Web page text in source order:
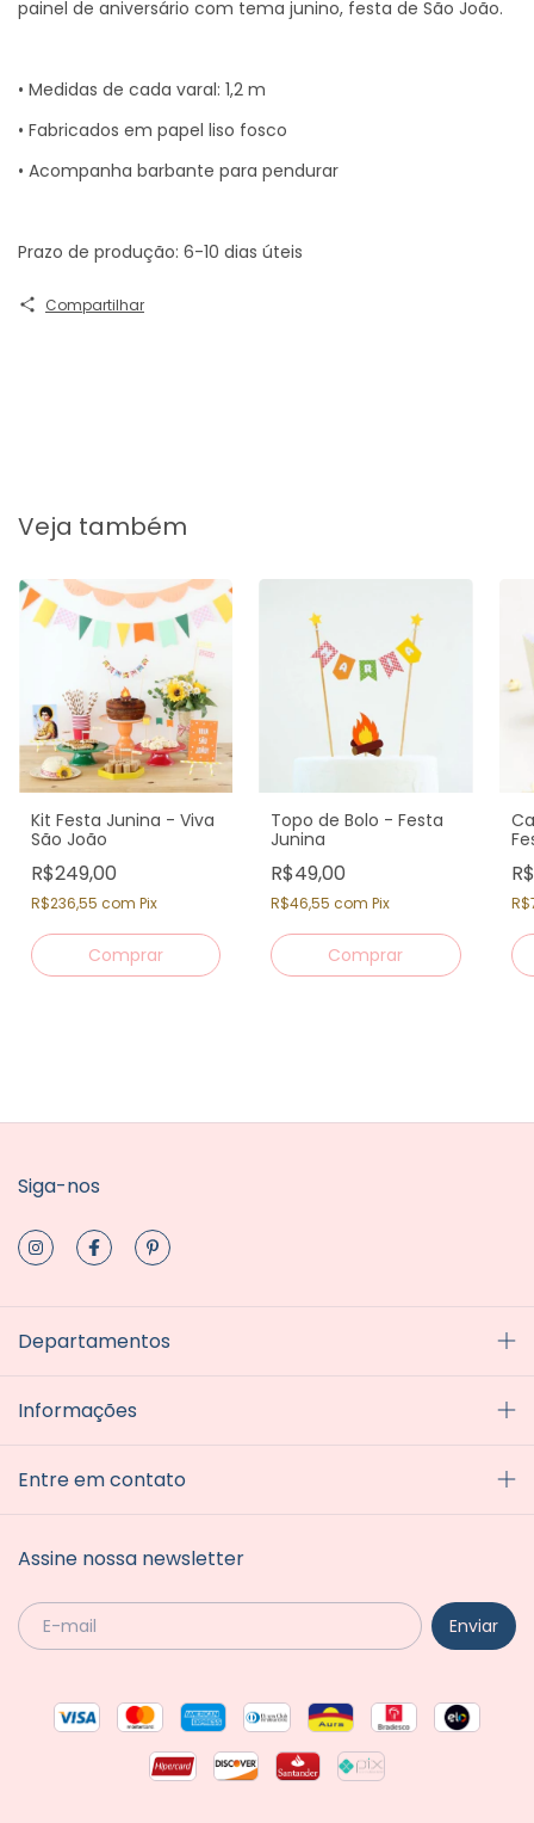
painel de aniversário com tema junino, festa de São João.
• Medidas de cada varal: 1,2 m
• Fabricados em papel liso fosco
• Acompanha barbante para pendurar
Prazo de produção: 6-10 dias úteis
Compartilhar
Veja também
Kit Festa Junina - Viva
São João
R$249,00
R$236,55 com Pix
Topo de Bolo - Festa
Junina
R$49,00
R$46,55com Pix
Siga-nos
Departamentos
Informações
Entre em contato
Assine nossa newsletter